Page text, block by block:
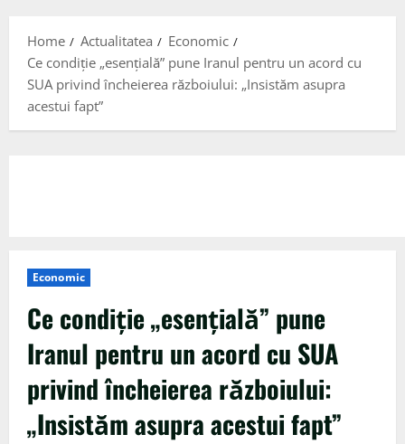
Home Actualitatea
Economic
Ce condiție „esențială” pune Iranul pentru un acord cu
SUA privind încheierea războiului: „Insistăm asupra
acestui fapt”
Economic
Ce condiție „esențială” pune
Iranul pentru un acord cu SUA
privind încheierea războiului:
„Insistăm asupra acestui fapt”